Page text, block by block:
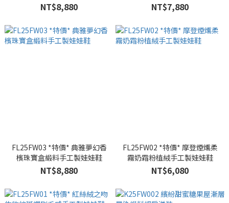
NT$8,880 NT$7,880
FL25FW03 *特價* 典雅夢幻香
檳珠寶盒緞料手工製娃娃鞋
NT$8,880
FL25FW02 *特價* 摩登煙燻柔
霧奶霜粉植絨手工製娃娃鞋
NT$6,080